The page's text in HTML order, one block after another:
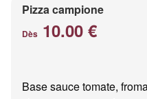
Pizza campione
Dès 10.00 €
Base sauce tomate,